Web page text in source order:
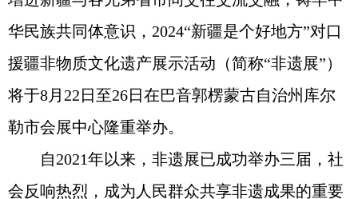
华民族共同体意识，2024“新疆是个好地方”对口
援疆非物质文化遗产展示活动（简称“非遗展”）
将于8月22日至26日在巴音郭楞蒙古自治州库尔
勒市会展中心隆重举办。
自2021年以来，非遗展已成功举办三届，社
会反响热烈，成为人民群众共享非遗成果的重要